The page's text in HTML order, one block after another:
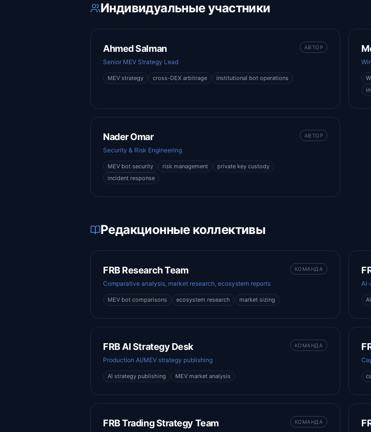
Индивидуальные участники
Ahmed Salman
Senior MEV Strategy Lead
АВТОР
MEV strategy cross-DEX arbitrage institutional bot operations
Nader Omar
Security & Risk Engineering
АВТОР
MEV bot security risk management
private key custody
incident response
Редакционные коллективы
FRB Research Team
Comparative analysis, market research, ecosystem reports
КОМАНДА
MEV bot comparisons ecosystem research market sizing
AI-
FRB AI Strategy Desk
Production AI/MEV strategy publishing
КОМАНДА
AI strategy publishing MEV market analysis
FRB Trading Strategy Team КОМАНДА